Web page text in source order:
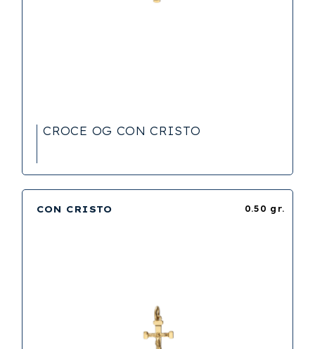
CROCE OG CON CRISTO
0.50 gr.
CON CRISTO